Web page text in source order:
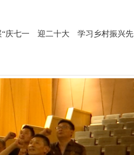
“庆七一 迎二十大 学习乡村振兴先